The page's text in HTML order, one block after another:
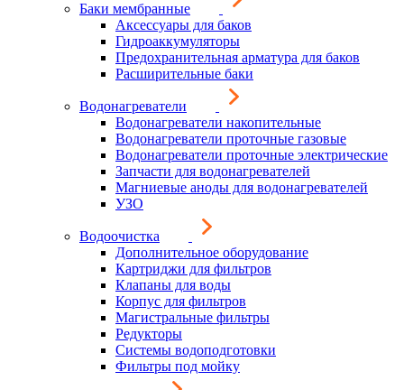
Баки мембранные
Аксессуары для баков
Гидроаккумуляторы
Предохранительная арматура для баков
Расширительные баки
Водонагреватели
Водонагреватели накопительные
Водонагреватели проточные газовые
Водонагреватели проточные электрические
Запчасти для водонагревателей
Магниевые аноды для водонагревателей
УЗО
Водоочистка
Дополнительное оборудование
Картриджи для фильтров
Клапаны для воды
Корпус для фильтров
Магистральные фильтры
Редукторы
Системы водоподготовки
Фильтры под мойку